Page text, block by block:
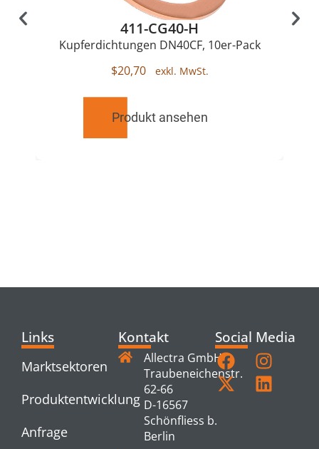
411-CG40-H
Kupferdichtungen DN40CF, 10er-Pack
$20,70
Produkt ansehen
Links
Marktsektoren
Produktentwicklung
Anfrage
Kontakt
Allectra GmbH
Traubeneichenstr.
62-66
D-16567
Schönfliess b.
Berlin
Social Media